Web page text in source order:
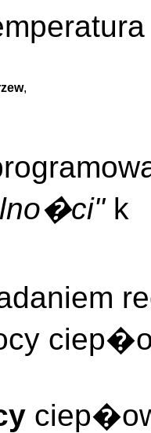
,
k